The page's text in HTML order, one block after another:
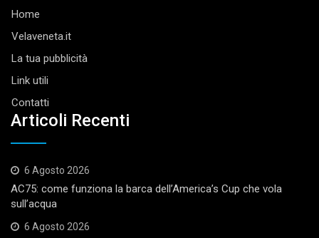
Home
Velaveneta.it
La tua pubblicità
Link utili
Contatti
Articoli Recenti
6 Agosto 2026
AC75: come funziona la barca dell’America’s Cup che vola
sull’acqua
6 Agosto 2026